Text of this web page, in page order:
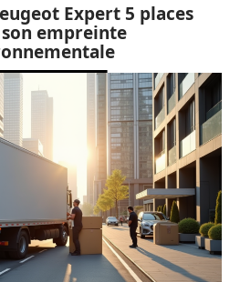
Expert 5 places
empreinte